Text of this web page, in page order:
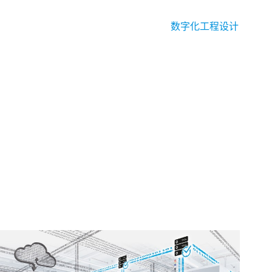
数字化工程设计